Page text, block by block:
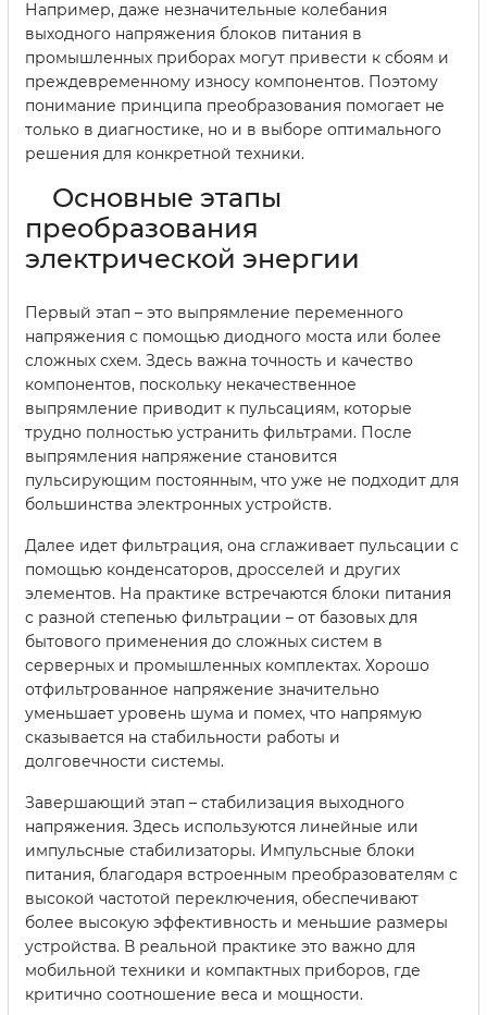
Например, даже незначительные колебания
выходного напряжения блоков питания в
промышленных приборах могут привести к сбоям и
преждевременному износу компонентов. Поэтому
понимание принципа преобразования помогает не
только в диагностике, но и в выборе оптимального
решения для конкретной техники.
Основные этапы
преобразования
электрической энергии
Первый этап – это выпрямление переменного
напряжения с помощью диодного моста или более
сложных схем. Здесь важна точность и качество
компонентов, поскольку некачественное
выпрямление приводит к пульсациям, которые
трудно полностью устранить фильтрами. После
выпрямления напряжение становится
пульсирующим постоянным, что уже не подходит для
большинства электронных устройств.
Далее идет фильтрация, она сглаживает пульсации с
помощью конденсаторов, дросселей и других
элементов. На практике встречаются блоки питания
с разной степенью фильтрации – от базовых для
бытового применения до сложных систем в
серверных и промышленных комплектах. Хорошо
отфильтрованное напряжение значительно
уменьшает уровень шума и помех, что напрямую
сказывается на стабильности работы и
долговечности системы.
Завершающий этап – стабилизация выходного
напряжения. Здесь используются линейные или
импульсные стабилизаторы. Импульсные блоки
питания, благодаря встроенным преобразователям с
высокой частотой переключения, обеспечивают
более высокую эффективность и меньшие размеры
устройства. В реальной практике это важно для
мобильной техники и компактных приборов, где
критично соотношение веса и мощности.